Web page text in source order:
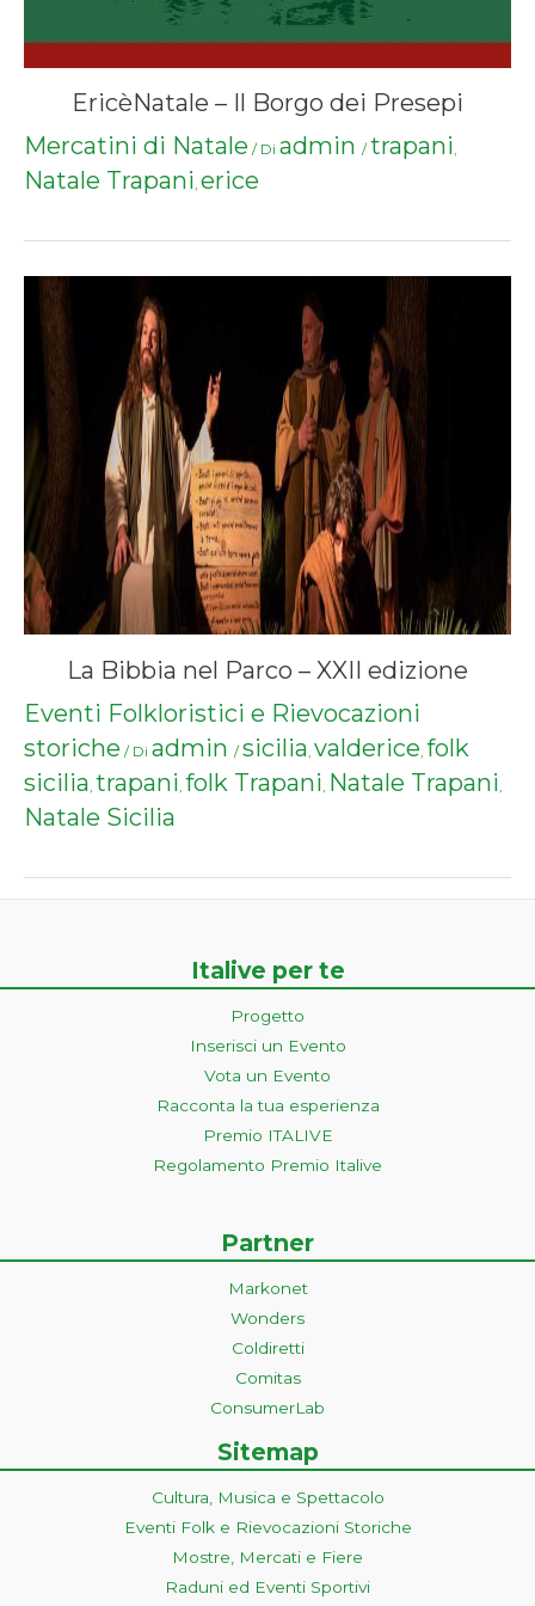
EricèNatale – Il Borgo dei Presepi
Mercatini di Natale / Di admin / trapani,
Natale Trapani, erice
La Bibbia nel Parco – XXII edizione
Eventi Folkloristici e Rievocazioni
storiche / Di admin /sicilia, valderice, folk
sicilia, trapani, folk Trapani, Natale Trapani,
Natale Sicilia
Italive per te
Progetto
Inserisci un Evento
Vota un Evento
Racconta la tua esperienza
Premio ITALIVE
Regolamento Premio Italive
Partner
Markonet
Wonders
Coldiretti
Comitas
ConsumerLab
Sitemap
Cultura, Musica e Spettacolo
Eventi Folk e Rievocazioni Storiche
Mostre, Mercati e Fiere
Raduni ed Eventi Sportivi